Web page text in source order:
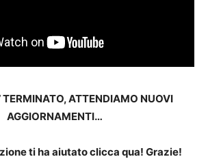
TERMINATO, ATTENDIAMO NUOVI
AGGIORNAMENTI…
ti ha aiutato clicca qua! Grazie!